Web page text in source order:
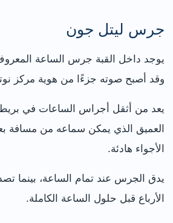
جرس ليتل جون
وقد أصبح صوته جزءًا من هوية مركز
يعد من أثقل أجراس الساعات في
العميق الذي يمكن سماعه من مسافة
الأجواء هادئة.
يدق الجرس عند تمام الساعة، بينما
الأرباع قبل حلول الساعة الكاملة.